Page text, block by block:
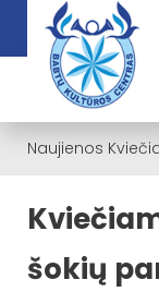
Naujienos
šokių